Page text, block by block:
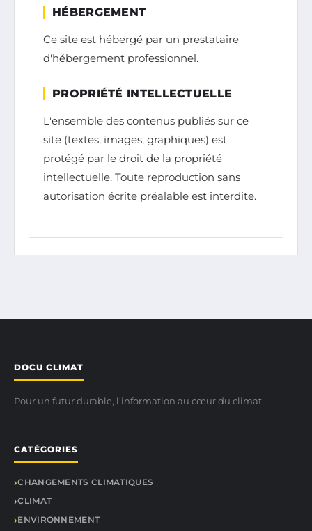
HÉBERGEMENT
Ce site est hébergé par un prestataire
d'hébergement professionnel.
PROPRIÉTÉ INTELLECTUELLE
L'ensemble des contenus publiés sur ce
site (textes, images, graphiques) est
protégé par le droit de la propriété
intellectuelle. Toute reproduction sans
autorisation écrite préalable est interdite.
DOCU CLIMAT
Pour un futur durable, l'information au cœur du climat
CATÉGORIES
CHANGEMENTS CLIMATIQUES
CLIMAT
ENVIRONNEMENT